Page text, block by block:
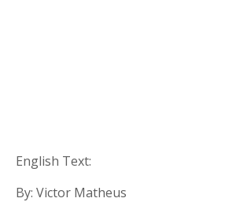
English Text:
By: Victor Matheus